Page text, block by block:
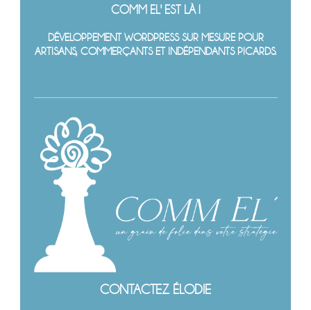
COMM EL' EST LÀ !
DÉVELOPPEMENT WORDPRESS SUR MESURE POUR
ARTISANS, COMMERÇANTS ET INDÉPENDANTS PICARDS.
CONTACTEZ ÉLODIE